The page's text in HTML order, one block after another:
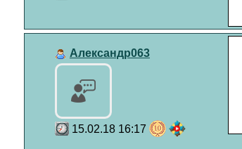
Александр063
15.02.18 16:17